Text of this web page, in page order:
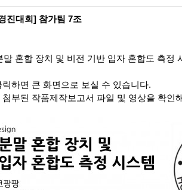
진대회] 참가팀 7조
말 혼합 장치 및 비전 기반 입자 혼합도 측정
하면 큰 화면으로 보실 수 있습니다.
부된 작품제작보고서 파일 및 영상을 확인